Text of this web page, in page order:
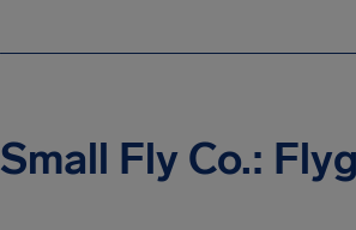
Small Fly Co.: